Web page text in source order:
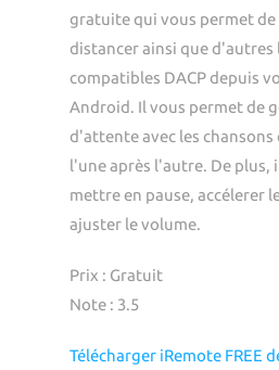
gratuite qui vous permet de
distancer ainsi que d'autres
compatibles DACP depuis
Android. Il vous permet de
d'attente avec les chansons
l'une après l'autre. De plus,
mettre en pause, accélerer
ajuster le volume.
Prix : Gratuit
Note : 3.5
Télécharger iRemote FREE